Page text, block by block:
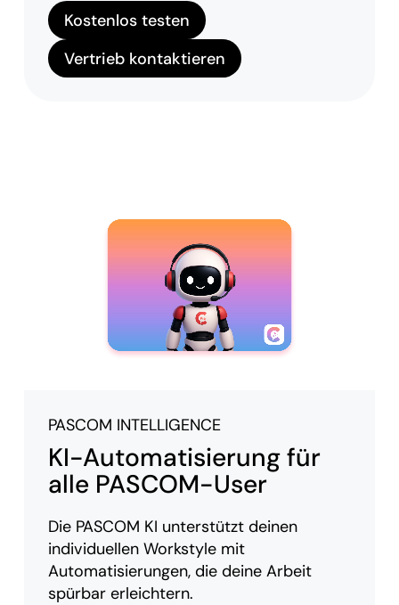
Kostenlos testen
Vertrieb kontaktieren
PASCOM INTELLIGENCE
KI-Automatisierung für
alle PASCOM-User
Die PASCOM KI unterstützt deinen
individuellen Workstyle mit
Automatisierungen, die deine Arbeit
spürbar erleichtern.